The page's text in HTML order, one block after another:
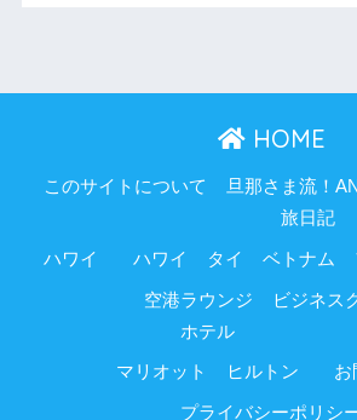
HOME
このサイトについて 旦那さま流！
ハワイ
旅日記
ハワイ タイ ベトナム
空港ラウンジ
ビジネス
ホテル
マリオット ヒルトン お
プライバシーポリシ